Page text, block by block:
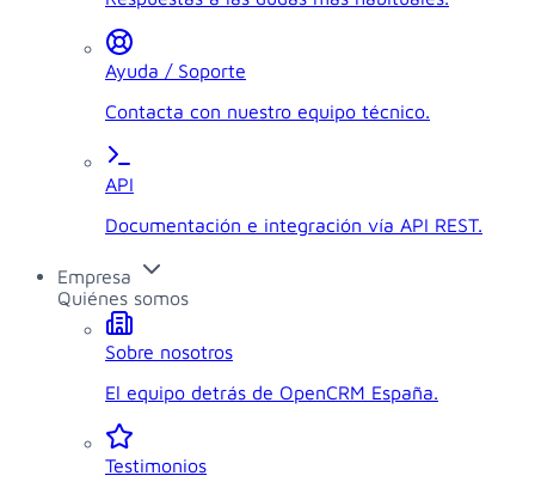
Ayuda / Soporte
Contacta con nuestro equipo técnico.
API
Documentación e integración vía API REST.
Empresa
Quiénes somos
Sobre nosotros
El equipo detrás de OpenCRM España.
Testimonios